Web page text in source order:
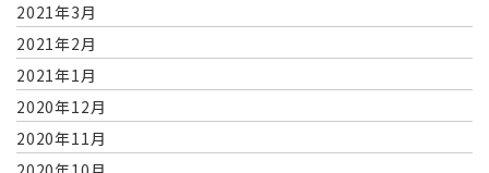
2021年3月
2021年2月
2021年1月
2020年12月
2020年11月